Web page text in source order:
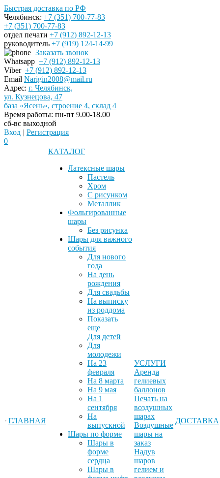
Быстрая доставка по РФ
Челябинск: +7 (351) 700-77-83
+7 (351) 700-77-83
отдел печати +7 (912) 892-12-13
руководитель +7 (919) 124-14-99
Заказать звонок
Whatsapp +7 (912) 892-12-13
Viber +7 (912) 892-12-13
Email Narigin2008@mail.ru
Адрес: г. Челябинск,
ул. Кузнецова, 47
база «Ясень», строение 4, склад 4
Время работы: пн-пт 9.00-18.00
сб-вс выходной
Вход | Регистрация
0
ГЛАВНАЯ
КАТАЛОГ
Латексные шары
Пастель
Хром
С рисунком
Металлик
Фольгированные
шары
Без рисунка
Шары для важного
события
Для нового
года
На день
рождения
Для свадьбы
На выписку
из роддома
Показать
еще
Для детей
Для
молодежи
На 23
февраля
На 8 марта
На 9 мая
На 1
сентября
На
выпускной
Шары по форме
Шары в
форме
сердца
Шары в
УСЛУГИ
Аренда
гелиевых
баллонов
Печать на
воздушных
шарах
Воздушные
шары на
заказ
Надув
шаров
гелием и
ДОСТАВКА